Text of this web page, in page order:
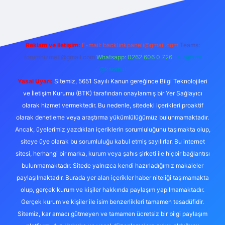
Reklam ve İletişim: E-mail: backlinkpaneli@gmail.com Teams:
forumhizmeti@gmail.com Whatsapp: 0262 606 0 726 Telegram:
@karabul
Yasal Uyarı: Sitemiz, 5651 Sayılı Kanun gereğince Bilgi Teknolojileri
ve İletişim Kurumu (BTK) tarafından onaylanmış bir Yer Sağlayıcı
olarak hizmet vermektedir. Bu nedenle, sitedeki içerikleri proaktif
olarak denetleme veya araştırma yükümlülüğümüz bulunmamaktadır.
Ancak, üyelerimiz yazdıkları içeriklerin sorumluluğunu taşımakta olup,
siteye üye olarak bu sorumluluğu kabul etmiş sayılırlar. Bu internet
sitesi, herhangi bir marka, kurum veya şahıs şirketi ile hiçbir bağlantısı
bulunmamaktadır. Sitede yalnızca kendi hazırladığımız makaleler
paylaşılmaktadır. Burada yer alan içerikler haber niteliği taşımamakta
olup, gerçek kurum ve kişiler hakkında paylaşım yapılmamaktadır.
Gerçek kurum ve kişiler ile isim benzerlikleri tamamen tesadüfidir.
Sitemiz, kar amacı gütmeyen ve tamamen ücretsiz bir bilgi paylaşım